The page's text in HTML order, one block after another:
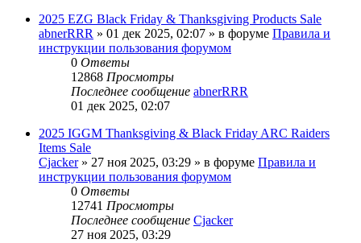
2025 EZG Black Friday & Thanksgiving Products Sale
abnerRRR » 01 дек 2025, 02:07 » в форуме Правила и
инструкции пользования форумом
0 Ответы
12868 Просмотры
Последнее сообщение abnerRRR
01 дек 2025, 02:07
2025 IGGM Thanksgiving & Black Friday ARC Raiders
Items Sale
Cjacker» 27 ноя 2025, 03:29 » в форуме Правила и
инструкции пользования форумом
0 Ответы
12741 Просмотры
Последнее сообщение Cjacker
27 ноя 2025, 03:29